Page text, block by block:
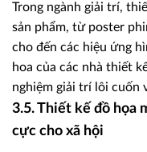
Trong ngành giải trí,
sản phẩm, từ poster
cho đến các hiệu ứng
hoa của các nhà thiết
nghiệm giải trí lôi cuốn
3.5. Thiết kế đồ họa
cực cho xã hội